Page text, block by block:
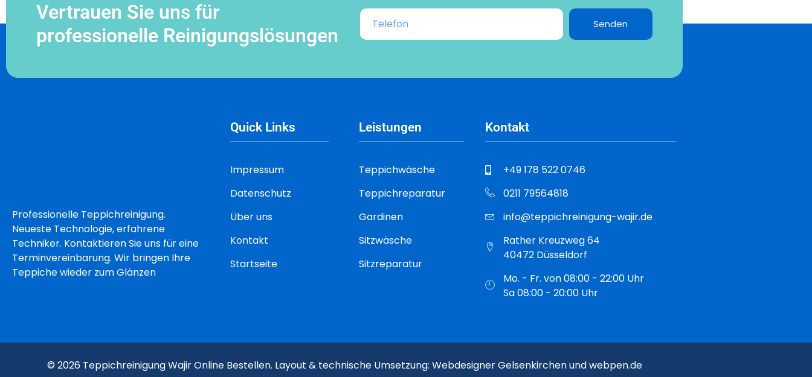
Vertrauen Sie uns für
professionelle Reinigungslösungen
Senden
Professionelle Teppichreinigung.
Neueste Technologie, erfahrene
Techniker. Kontaktieren Sie uns für eine
Terminvereinbarung. Wir bringen Ihre
Teppiche wieder zum Glänzen
Quick Links
Impressum
Datenschutz
Über uns
Kontakt
Startseite
Leistungen
Teppichwäsche
Teppichreparatur
Gardinen
Sitzwäsche
Sitzreparatur
Kontakt
+49 178 522 0746
0211 79564818
info@teppichreinigung-wajir.de
Rather Kreuzweg 64
40472 Düsseldorf
Mo. - Fr. von 08:00 - 22:00 Uhr
Sa 08:00 - 20:00 Uhr
© 2026 Teppichreinigung Wajir Online Bestellen. Layout & technische Umsetzung: Webdesigner Gelsenkirchen und webpen.de